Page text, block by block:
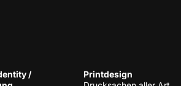
/
Print­de­sign